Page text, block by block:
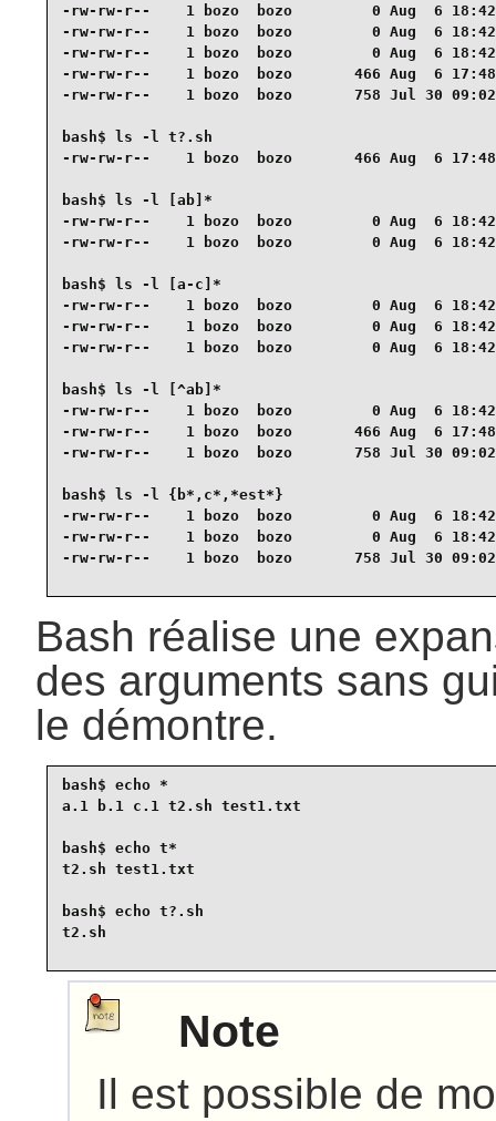
-rw-rw-r--    1 bozo  bozo         0 Aug  6
-rw-rw-r--    1 bozo  bozo         0 Aug  6
-rw-rw-r--    1 bozo  bozo         0 Aug  6
-rw-rw-r--    1 bozo  bozo       466 Aug  6
-rw-rw-r--    1 bozo  bozo       758 Jul 30
bash$
ls -l t?.sh
-rw-rw-r--    1 bozo  bozo       466 Aug  6
bash$
ls -l [ab]*
-rw-rw-r--    1 bozo  bozo         0 Aug  6
-rw-rw-r--    1 bozo  bozo         0 Aug  6
bash$
ls -l [a-c]*
-rw-rw-r--    1 bozo  bozo         0 Aug  6
-rw-rw-r--    1 bozo  bozo         0 Aug  6
-rw-rw-r--    1 bozo  bozo         0 Aug  6
bash$
ls -l [^ab]*
-rw-rw-r--    1 bozo  bozo         0 Aug  6
-rw-rw-r--    1 bozo  bozo       466 Aug  6
-rw-rw-r--    1 bozo  bozo       758 Jul 30
bash$
ls -l {b*,c*,*est*}
-rw-rw-r--    1 bozo  bozo         0 Aug  6
-rw-rw-r--    1 bozo  bozo         0 Aug  6
-rw-rw-r--    1 bozo  bozo       758 Jul 30
Bash réalise une
des arguments sans
le démontre.
bash$ echo *
a.1 b.1 c.1 t2.sh test1.txt
bash$ echo t*
t2.sh test1.txt
bash$ echo t?.sh
t2.sh
Note
Il est possible de